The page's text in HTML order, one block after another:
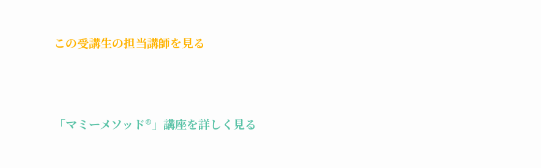
この受講生の担当講師を見る
「マミーメソッド®︎」講座を詳しく見る